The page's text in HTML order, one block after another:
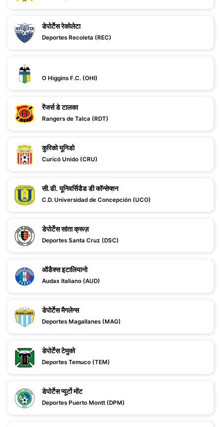
डेपोर्टेस रेकोलेटा
Deportes Recoleta (REC)
O Higgins F.C. (OHI)
रेंजर्स डे टालका
Rangers de Talca (RDT)
कुरिको यूनिडो
Curicó Unido (CRU)
सी.डी. यूनिवर्सिडैड डी कॉन्सेप्शन
C.D. Universidad de Concepción (UCO)
डेपोर्टेस सांता क्रूज़
Deportes Santa Cruz (DSC)
ऑडैक्स इटालियानो
Audax Italiano (AUD)
डेपोर्टेस मैगलेन्स
Deportes Magallanes (MAG)
डेपोर्टेस टेमुको
Deportes Temuco (TEM)
डेपोर्टेस प्यूर्टो मोंट
Deportes Puerto Montt (DPM)